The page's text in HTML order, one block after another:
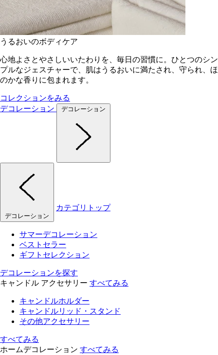
うるおいのボディケア
心地よさとやさしいいたわりを、毎日の習慣に。ひとつのシン
プルなジェスチャーで、肌はうるおいに満たされ、守られ、ほ
のかな香りに包まれます。
コレクションをみる
デコレーション
デコレーション
デコレーション
カテゴリトップ
サマーデコレーション
ベストセラー
ギフトセレクション
デコレーションを探す
キャンドル アクセサリー すべてみる
キャンドルホルダー
キャンドルリッド・スタンド
その他アクセサリー
すべてみる
ホームデコレーション すべてみる